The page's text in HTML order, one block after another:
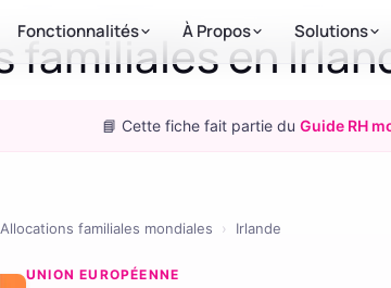
Fonctionnalités À Propos Solutions
familiales en
📘 Cette fiche fait partie du Guide RH
Allocations familiales mondiales › Irlande
UNION EUROPÉENNE